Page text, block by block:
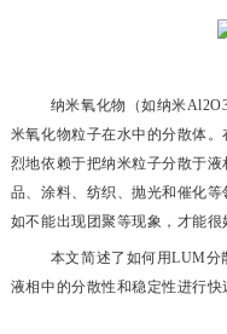
纳米氧化物（如纳米
米氧化物粒子在水中的分散体
烈地依赖于把纳米粒子分散于
品、涂料、纺织、抛光和催化
如不能出现团聚等现象，才能很
本文简述了如何用LUM分
液相中的分散性和稳定性进行快